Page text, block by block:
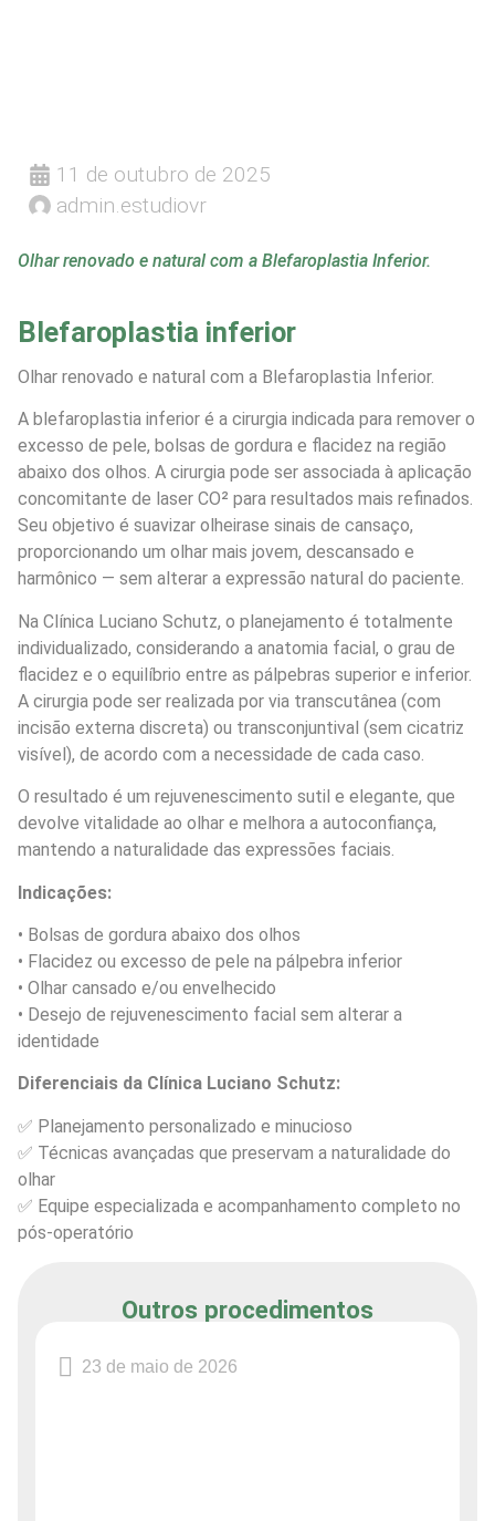
11 de outubro de 2025
admin.estudiovr
Olhar renovado e natural com a Blefaroplastia Inferior.
Blefaroplastia inferior
Olhar renovado e natural com a Blefaroplastia Inferior.
A blefaroplastia inferior é a cirurgia indicada para remover o
excesso de pele, bolsas de gordura e flacidez na região
abaixo dos olhos. A cirurgia pode ser associada à aplicação
concomitante de laser CO² para resultados mais refinados.
Seu objetivo é suavizar olheirase sinais de cansaço,
proporcionando um olhar mais jovem, descansado e
harmônico — sem alterar a expressão natural do paciente.
Na Clínica Luciano Schutz, o planejamento é totalmente
individualizado, considerando a anatomia facial, o grau de
flacidez e o equilíbrio entre as pálpebras superior e inferior.
A cirurgia pode ser realizada por via transcutânea (com
incisão externa discreta) ou transconjuntival (sem cicatriz
visível), de acordo com a necessidade de cada caso.
O resultado é um rejuvenescimento sutil e elegante, que
devolve vitalidade ao olhar e melhora a autoconfiança,
mantendo a naturalidade das expressões faciais.
Indicações:
• Bolsas de gordura abaixo dos olhos
• Flacidez ou excesso de pele na pálpebra inferior
• Olhar cansado e/ou envelhecido
• Desejo de rejuvenescimento facial sem alterar a
identidade
Diferenciais da Clínica Luciano Schutz:
✅ Planejamento personalizado e minucioso
✅ Técnicas avançadas que preservam a naturalidade do
olhar
✅ Equipe especializada e acompanhamento completo no
pós-operatório
Outros procedimentos
23 de maio de 2026